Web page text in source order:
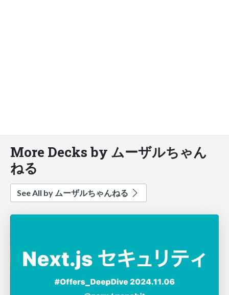
More Decks by ムーザルちゃん
ねる
See All by ムーザルちゃんねる